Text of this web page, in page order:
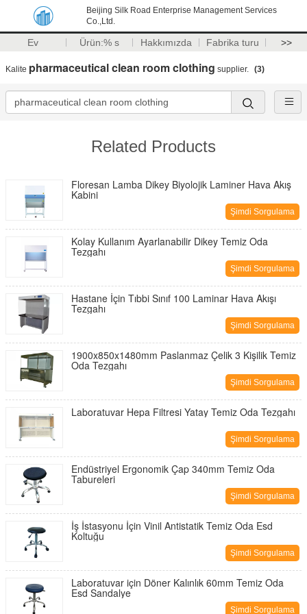
Beijing Silk Road Enterprise Management Services
Co.,Ltd.
Ev Ürün:% s Hakkımızda Fabrika turu >>
Kalite pharmaceutical clean room clothing supplier. (3)
Related Products
Floresan Lamba Dikey Biyolojik Laminer Hava Akış
Kabini
Şimdi Sorgulama
Kolay Kullanım Ayarlanabilir Dikey Temiz Oda
Tezgahı
Şimdi Sorgulama
Hastane İçin Tıbbi Sınıf 100 Laminar Hava Akışı
Tezgahı
Şimdi Sorgulama
1900x850x1480mm Paslanmaz Çelik 3 Kişilik Temiz
Oda Tezgahı
Şimdi Sorgulama
Laboratuvar Hepa Filtresi Yatay Temiz Oda Tezgahı
Şimdi Sorgulama
Endüstriyel Ergonomik Çap 340mm Temiz Oda
Tabureleri
Şimdi Sorgulama
İş İstasyonu İçin Vinil Antistatik Temiz Oda Esd
Koltuğu
Şimdi Sorgulama
Laboratuvar için Döner Kalınlık 60mm Temiz Oda
Esd Sandalye
Şimdi Sorgulama